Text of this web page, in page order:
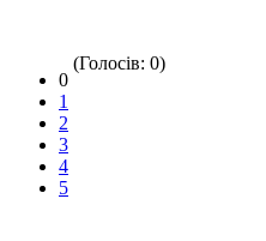
0
1
2
3
4
5
(Голосів: 0)